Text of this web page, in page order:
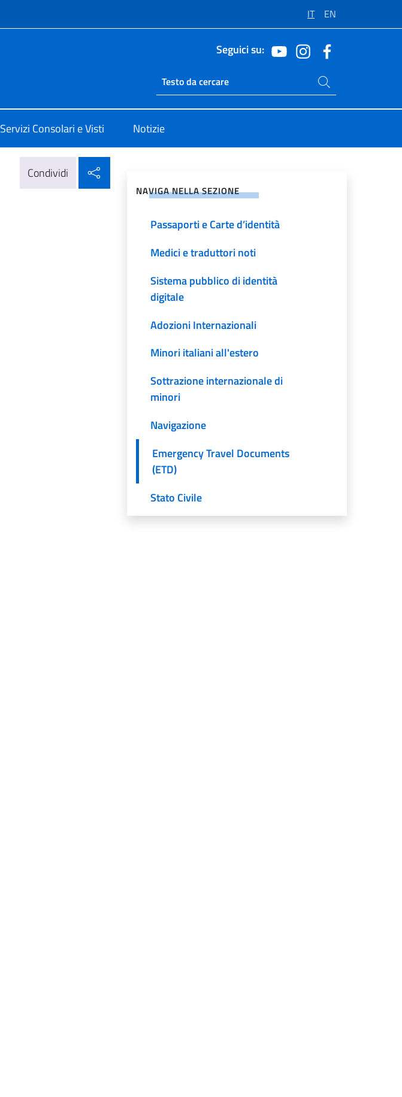
IT EN
Seguici su:
Ricerca sito live
Cerca nel sito
Servizi Consolari e Visti Notizie
Condividi
NAVIGA NELLA SEZIONE
Passaporti e Carte d’identità
Medici e traduttori noti
Sistema pubblico di identità
digitale
Adozioni Internazionali
Minori italiani all'estero
Sottrazione internazionale di
minori
Navigazione
Emergency Travel Documents
(ETD)
Stato Civile